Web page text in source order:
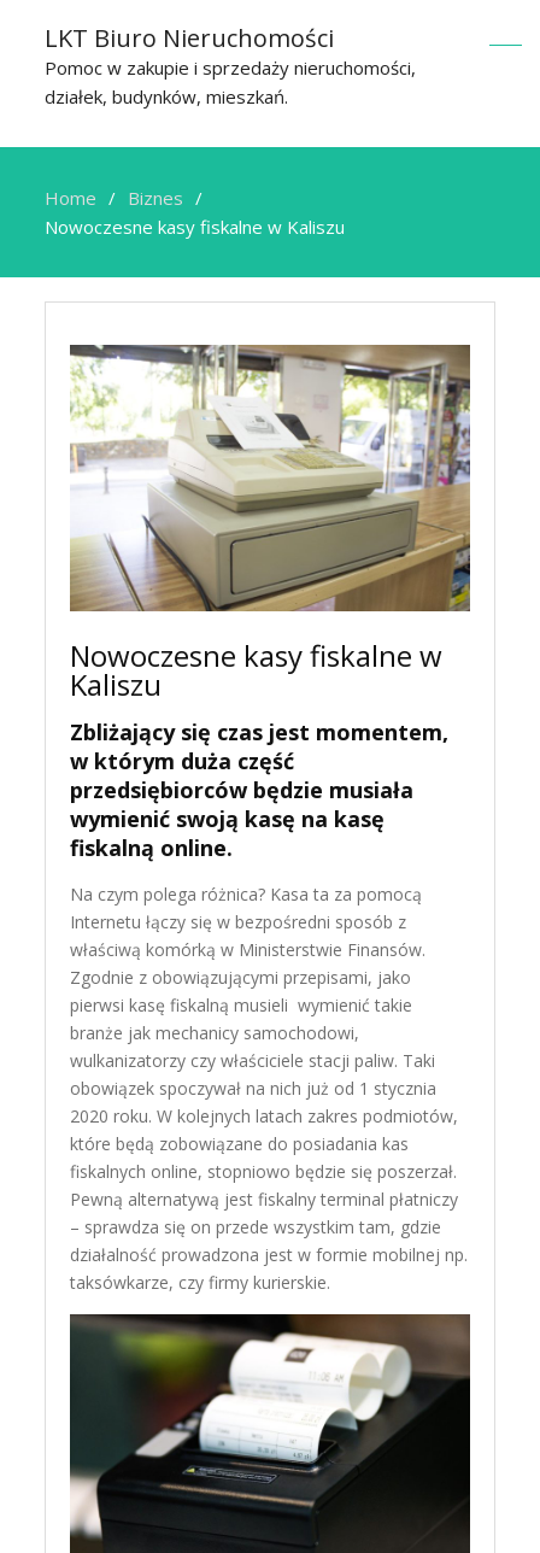
LKT Biuro Nieruchomości
Pomoc w zakupie i sprzedaży nieruchomości,
działek, budynków, mieszkań.
Home
Biznes
Nowoczesne kasy fiskalne w Kaliszu
Nowoczesne kasy fiskalne w
Kaliszu
Zbliżający się czas jest momentem,
w którym duża część
przedsiębiorców będzie musiała
wymienić swoją kasę na kasę
fiskalną online.
Na czym polega różnica? Kasa ta za pomocą
Internetu łączy się w bezpośredni sposób z
właściwą komórką w Ministerstwie Finansów.
Zgodnie z obowiązującymi przepisami, jako
pierwsi kasę fiskalną musieli wymienić takie
branże jak mechanicy samochodowi,
wulkanizatorzy czy właściciele stacji paliw. Taki
obowiązek spoczywał na nich już od 1 stycznia
2020 roku. W kolejnych latach zakres podmiotów,
które będą zobowiązane do posiadania kas
fiskalnych online, stopniowo będzie się poszerzał.
Pewną alternatywą jest fiskalny terminal płatniczy
– sprawdza się on przede wszystkim tam, gdzie
działalność prowadzona jest w formie mobilnej np.
taksówkarze, czy firmy kurierskie.